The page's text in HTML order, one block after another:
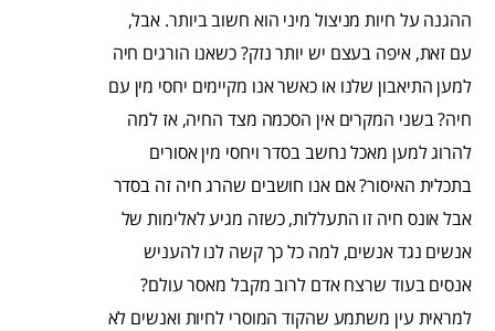
ההגנה על חיות מניצול מיני הוא חשוב ביותר. אבל,
עם זאת, איפה בעצם יש יותר נזק? כשאנו הורגים חיה
למען התיאבון שלנו או כאשר אנו מקיימים יחסי מין עם
חיה? בשני המקרים אין הסכמה מצד החיה, אז למה
להרוג למען מאכל נחשב בסדר ויחסי מין אסורים
בתכלית האיסור? אם אנו חושבים שהרג חיה זה בסדר
אבל אונס חיה זו התעללות, כשזה מגיע לאלימות של
אנשים נגד אנשים, למה כל כך קשה לנו להעניש
אנסים בעוד שרצח אדם לרוב מקבל מאסר עולם?
למראית עין משתמע שהקוד המוסרי לחיות ואנשים לא